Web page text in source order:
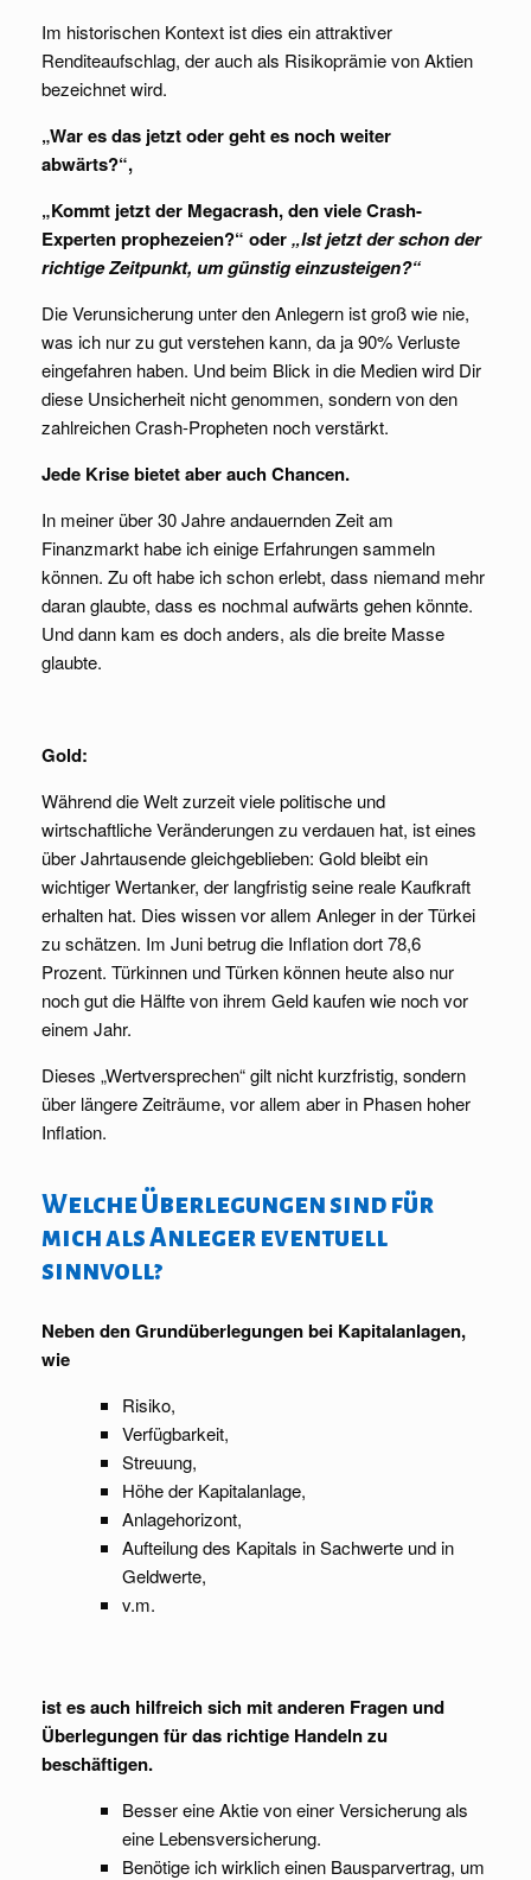
Im historischen Kontext ist dies ein attraktiver
Renditeaufschlag, der auch als Risikoprämie von Aktien
bezeichnet wird.
„War es das jetzt oder geht es noch weiter
abwärts?“,
„Kommt jetzt der Megacrash, den viele Crash-
Experten prophezeien?“ oder„Ist jetzt der schon der
richtige Zeitpunkt, um günstig einzusteigen?“
Die Verunsicherung unter den Anlegern ist groß wie nie,
was ich nur zu gut verstehen kann, da ja 90% Verluste
eingefahren haben. Und beim Blick in die Medien wird Dir
diese Unsicherheit nicht genommen, sondern von den
zahlreichen Crash-Propheten noch verstärkt.
Jede Krise bietet aber auch Chancen.
In meiner über 30 Jahre andauernden Zeit am
Finanzmarkt habe ich einige Erfahrungen sammeln
können. Zu oft habe ich schon erlebt, dass niemand mehr
daran glaubte, dass es nochmal aufwärts gehen könnte.
Und dann kam es doch anders, als die breite Masse
glaubte.
Gold:
Während die Welt zurzeit viele politische und
wirtschaftliche Veränderungen zu verdauen hat, ist eines
über Jahrtausende gleichgeblieben: Gold bleibt ein
wichtiger Wertanker, der langfristig seine reale Kaufkraft
erhalten hat. Dies wissen vor allem Anleger in der Türkei
zu schätzen. Im Juni betrug die Inflation dort 78,6
Prozent. Türkinnen und Türken können heute also nur
noch gut die Hälfte von ihrem Geld kaufen wie noch vor
einem Jahr.
Dieses „Wertversprechen“ gilt nicht kurzfristig, sondern
über längere Zeiträume, vor allem aber in Phasen hoher
Inflation.
Welche Überlegungen sind für
mich als Anleger eventuell
sinnvoll?
Neben den Grundüberlegungen bei Kapitalanlagen,
wie
Risiko,
Verfügbarkeit,
Streuung,
Höhe der Kapitalanlage,
Anlagehorizont,
Aufteilung des Kapitals in Sachwerte und in
Geldwerte,
v.m.
ist es auch hilfreich sich mit anderen Fragen und
Überlegungen für das richtige Handeln zu
beschäftigen.
Besser eine Aktie von einer Versicherung als
eine Lebensversicherung.
Benötige ich wirklich einen Bausparvertrag, um